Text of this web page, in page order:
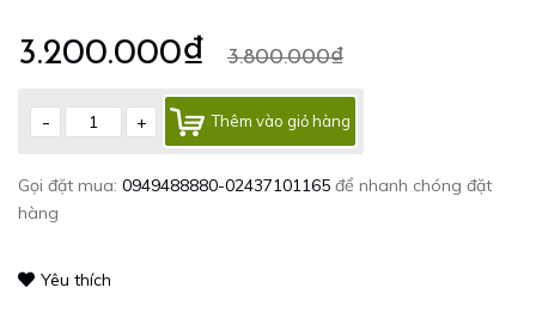
3.200.000₫ 3.800.000₫
- + Thêm vào giỏ hàng
Gọi đặt mua: 0949488880-02437101165 để nhanh chóng đặt
hàng
Yêu thích